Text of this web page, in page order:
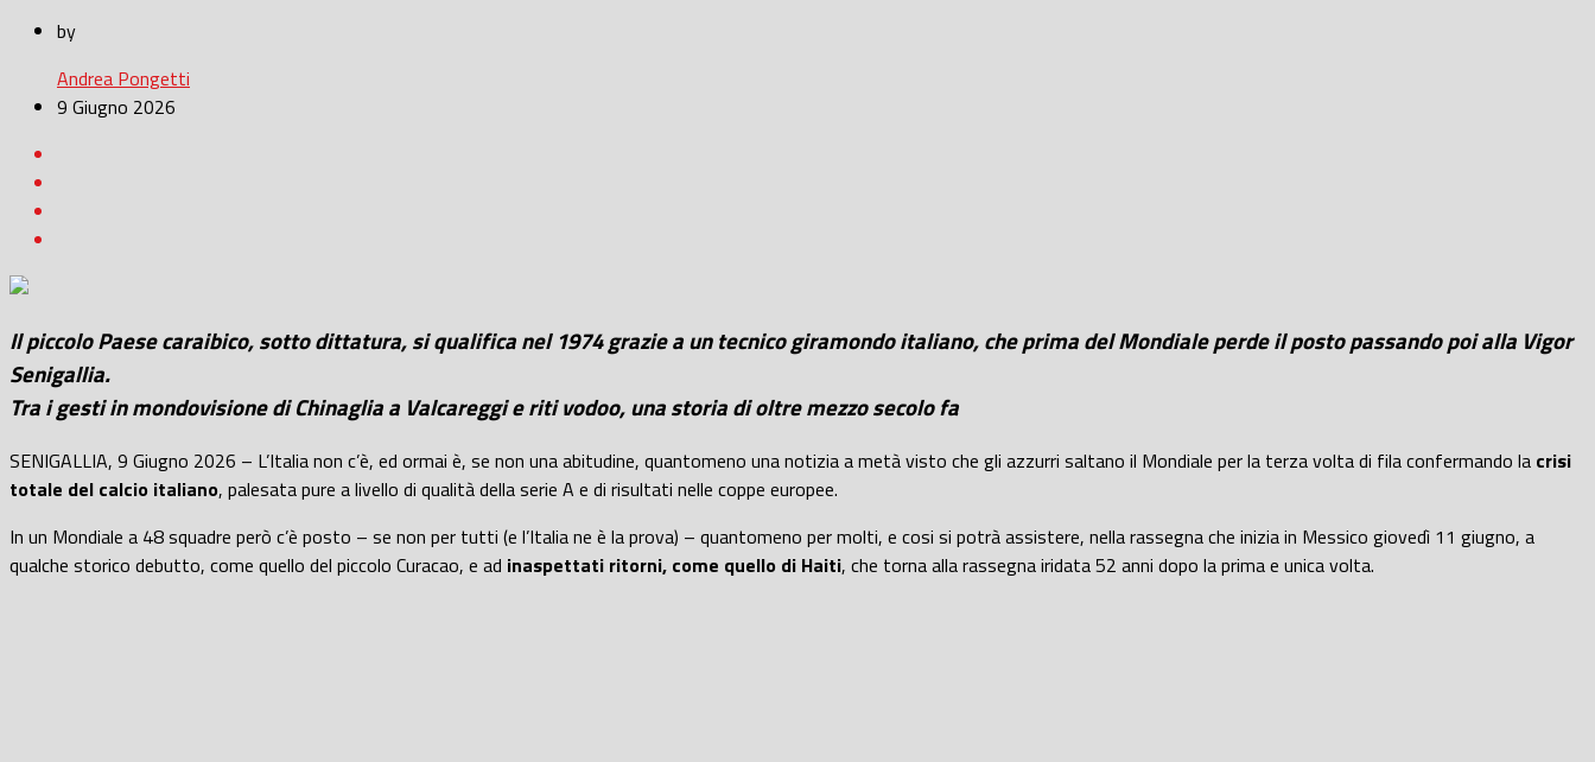
by
Andrea Pongetti
9 Giugno 2026
Il piccolo Paese caraibico, sotto dittatura, si qualifica nel 1974 grazie a un tecnico giramondo italiano, che prima del Mondiale perde il posto passando poi alla Vigor
Senigallia.
Tra i gesti in mondovisione di Chinaglia a Valcareggi e riti vodoo, una storia di oltre mezzo secolo fa
SENIGALLIA, 9 Giugno 2026 – L’Italia non c’è, ed ormai è, se non una abitudine, quantomeno una notizia a metà visto che gli azzurri saltano il Mondiale per la terza volta di fila confermando la crisi
totale del calcio italiano, palesata pure a livello di qualità della serie A e di risultati nelle coppe europee.
In un Mondiale a 48 squadre però c’è posto – se non per tutti (e l’Italia ne è la prova) – quantomeno per molti, e cosi si potrà assistere, nella rassegna che inizia in Messico giovedì 11 giugno, a
qualche storico debutto, come quello del piccolo Curacao, e ad inaspettati ritorni, come quello di Haiti, che torna alla rassegna iridata 52 anni dopo la prima e unica volta.